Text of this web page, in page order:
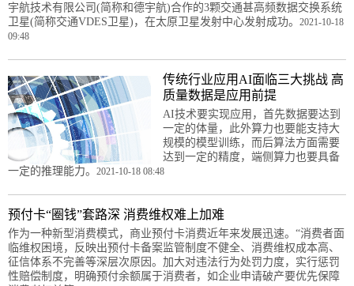
宇航技术有限公司(简称和德宇航)合作的3颗交通甚高频数据交换系统
卫星(简称交通VDES卫星)，在太原卫星发射中心发射成功。 2021-10-18
09:48
传统行业应用AI面临三大挑战 高
质量数据是应用前提
AI技术要实现应用，首先数据要达到
一定的体量，此外算力也要能支持大
规模的模型训练，而后算法方面需要
达到一定的精度，端侧算力也要具备
一定的推理能力。 2021-10-18 08:48
预付卡“圈钱”套路深 消费维权难上加难
作为一种新型消费模式，商业预付卡消费近年来发展迅速。“消费者面
临维权困境，反映出预付卡备案监管制度不健全、消费维权成本高、
征信体系不完善等深层次原因。加大对违法行为处罚力度，实行惩罚
性赔偿制度，明确预付余额属于消费者，如企业申请破产要优先保障